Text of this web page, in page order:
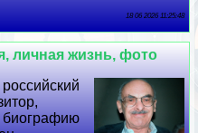
18 06 2026 11:25:48
личная жизнь, фото
биографию